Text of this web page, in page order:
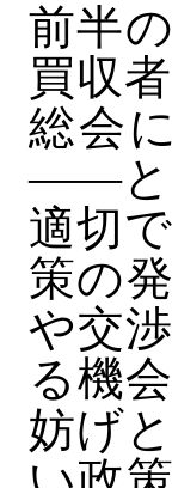
前半
買収
総会
――と
適切
策の
や交
る機
妨げ